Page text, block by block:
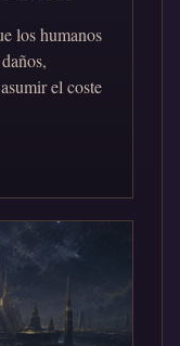
los humanos
el coste